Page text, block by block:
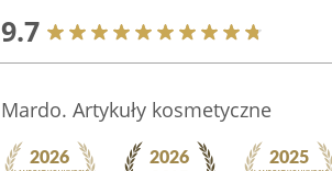
9.7
Mardo. Artykuły kosmetyczne